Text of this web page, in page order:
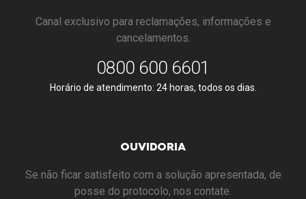
Canal exclusivo para reclamações, informações e
cancelamentos.
0800 600 6601
Horário de atendimento: 24 horas, todos os dias.
OUVIDORIA
Se não ficar satisfeito com a solução apresentada, de
posse do protocolo, nos contate.